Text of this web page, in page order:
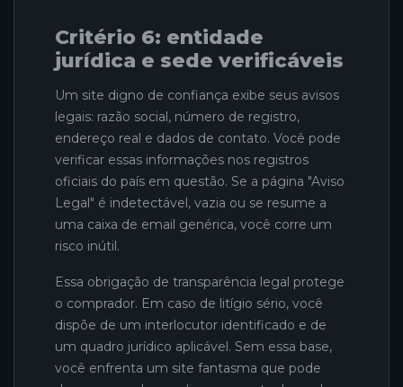
Critério 6: entidade
jurídica e sede verificáveis
Um site digno de confiança exibe seus avisos
legais: razão social, número de registro,
endereço real e dados de contato. Você pode
verificar essas informações nos registros
oficiais do país em questão. Se a página "Aviso
Legal" é indetectável, vazia ou se resume a
uma caixa de email genérica, você corre um
risco inútil.
Essa obrigação de transparência legal protege
o comprador. Em caso de litígio sério, você
dispõe de um interlocutor identificado e de
um quadro jurídico aplicável. Sem essa base,
você enfrenta um site fantasma que pode